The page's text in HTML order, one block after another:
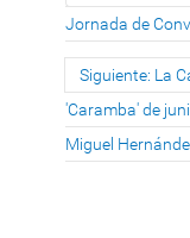
Jornada de
Siguiente: La
'Caramba' de
Miguel